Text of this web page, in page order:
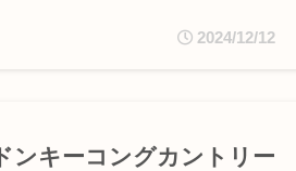
2024/12/12
ンキーコングカントリー